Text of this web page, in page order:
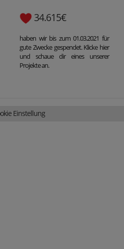
34.615€
haben wir bis zum 01.03.2021 für
gute Zwecke gespendet. Klicke hier
und schaue dir eines unserer
Projekte an.
Einstellung